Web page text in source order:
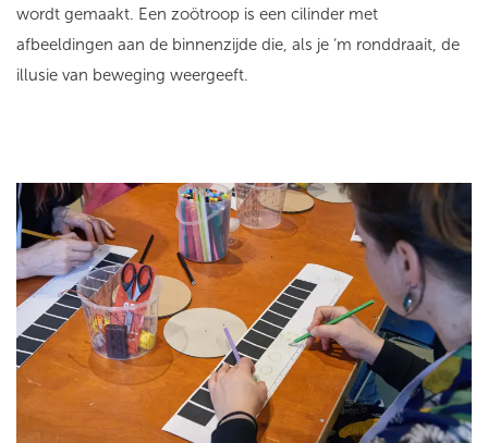
wordt gemaakt. Een zoötroop is een cilinder met
afbeeldingen aan de binnenzijde die, als je ‘m ronddraait, de
illusie van beweging weergeeft.